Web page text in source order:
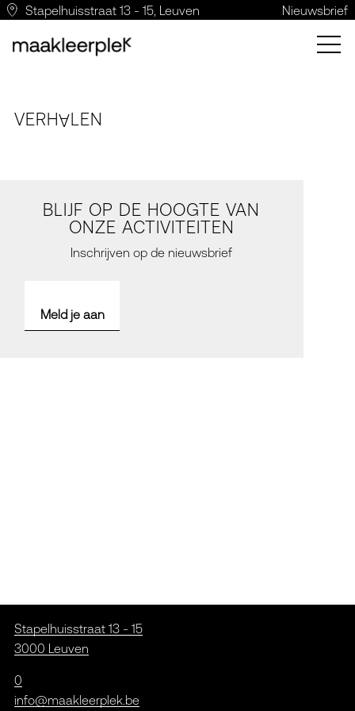
Stapelhuisstraat 13 - 15, Leuven Nieuwsbrief
VERHALEN
BLIJF OP DE HOOGTE VAN
ONZE ACTIVITEITEN
Inschrijven op de nieuwsbrief
Meld je aan
Stapelhuisstraat 13 - 15
3000 Leuven
0
info@maakleerplek.be